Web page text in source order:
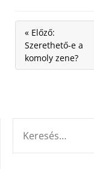
« Előző:
Szerethető-e a
komoly zene?